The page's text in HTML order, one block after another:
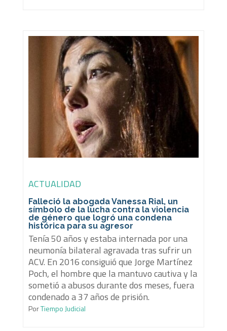
ACTUALIDAD
Falleció la abogada Vanessa Rial, un
símbolo de la lucha contra la violencia
de género que logró una condena
histórica para su agresor
Tenía 50 años y estaba internada por una
neumonía bilateral agravada tras sufrir un
ACV. En 2016 consiguió que Jorge Martínez
Poch, el hombre que la mantuvo cautiva y la
sometió a abusos durante dos meses, fuera
condenado a 37 años de prisión.
PorTiempo Judicial